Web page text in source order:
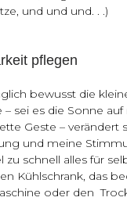
und und und. . .)
pflegen
bewusst die
– sei es die Sonne
Geste – verändert
und meine
zu schnell alles für
Kühlschrank, das
oder den